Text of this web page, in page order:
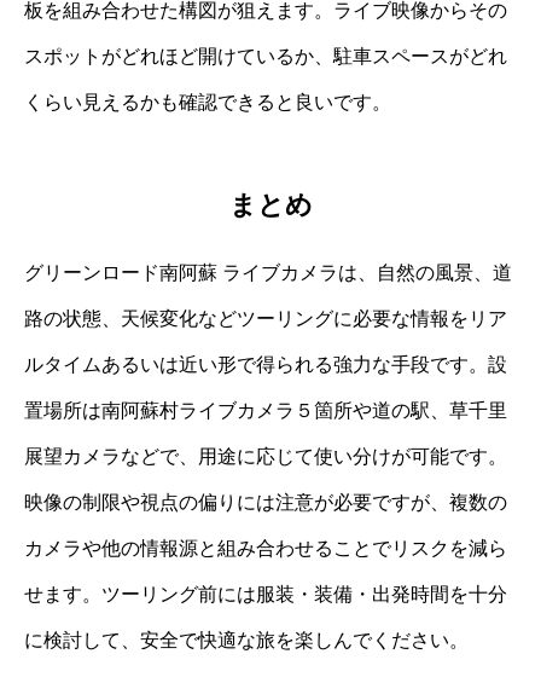
板を組み合わせた構図が狙えます。ライブ映像からその
スポットがどれほど開けているか、駐車スペースがどれ
くらい見えるかも確認できると良いです。
まとめ
グリーンロード南阿蘇 ライブカメラは、自然の風景、道
路の状態、天候変化などツーリングに必要な情報をリア
ルタイムあるいは近い形で得られる強力な手段です。設
置場所は南阿蘇村ライブカメラ５箇所や道の駅、草千里
展望カメラなどで、用途に応じて使い分けが可能です。
映像の制限や視点の偏りには注意が必要ですが、複数の
カメラや他の情報源と組み合わせることでリスクを減ら
せます。ツーリング前には服装・装備・出発時間を十分
に検討して、安全で快適な旅を楽しんでください。